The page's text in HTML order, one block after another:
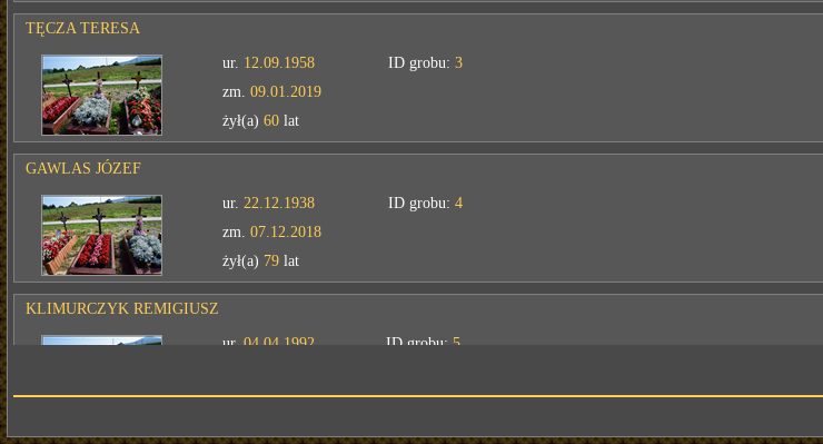
TĘCZA TERESA
ur. 12.09.1958
zm. 09.01.2019
żył(a) 60lat
ID grobu: 3
GAWLAS JÓZEF
ur. 22.12.1938
zm. 07.12.2018
żył(a) 79lat
ID grobu: 4
KLIMURCZYK REMIGIUSZ
ur. 04.04.1992
żył(a)26lat
ID grobu: 5